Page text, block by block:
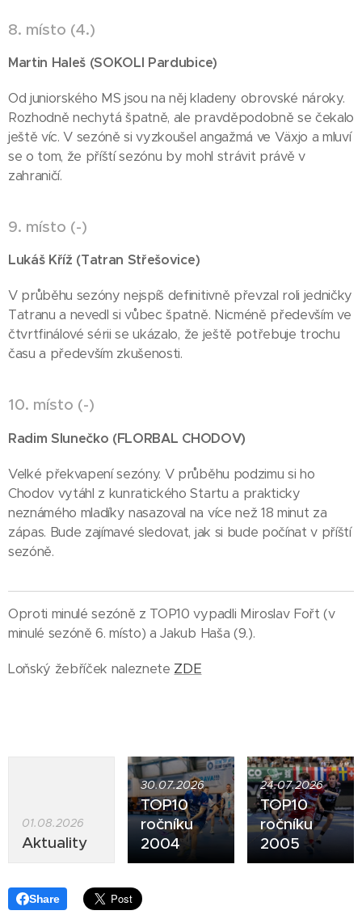
8. místo (4.)
Martin Haleš (SOKOLI Pardubice)
Od juniorského MS jsou na něj kladeny obrovské nároky.
Rozhodně nechytá špatně, ale pravděpodobně se čekalo
ještě víc. V sezóně si vyzkoušel angažmá ve Växjo a mluví
se o tom, že příští sezónu by mohl strávit právě v
zahraničí.
9. místo (-)
Lukáš Kříž (Tatran Střešovice)
V průběhu sezóny nejspíš definitivně převzal roli jedničky
Tatranu a nevedl si vůbec špatně. Nicméně především ve
čtvrtfinálové sérii se ukázalo, že ještě potřebuje trochu
času a především zkušenosti.
10. místo (-)
Radim Slunečko (FLORBAL CHODOV)
Velké překvapení sezóny. V průběhu podzimu si ho
Chodov vytáhl z kunratického Startu a prakticky
neznámého mladíky nasazoval na více než 18 minut za
zápas. Bude zajímavé sledovat, jak si bude počínat v příští
sezóně.
Oproti minulé sezóně z TOP10 vypadli Miroslav Fořt (v
minulé sezóně 6. místo) a Jakub Haša (9.).
Loňský žebříček naleznete ZDE
01.08.2026
Aktuality
30.07.2026
TOP10
ročníku
2004
24.07.2026
TOP10
ročníku
2005
Share